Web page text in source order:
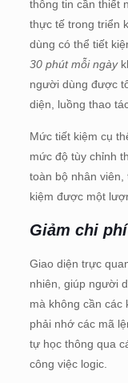
thông tin cần thiết
thực tế trong triển
dùng có thể tiết
30 phút mỗi ngày
người dùng được
diện, luồng thao
Mức tiết kiệm cụ
mức độ tùy chỉnh
toàn bộ nhân viên,
kiệm được một
Giảm chi
Giao diện trực
nhiên, giúp người
mà không cần các
phải nhớ các mã
tự học thông qua
công việc logic.